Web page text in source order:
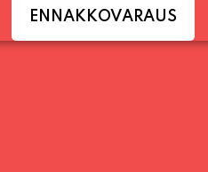
ENNAKKOVARAUS